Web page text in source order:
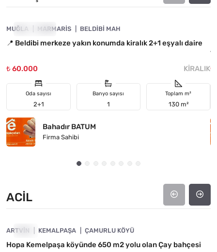
ÖNE ÇIKAN
MUĞLA MARMARIS BELDIBI MAH
📍 Beldibi merkeze yakın konumda kiralık 2+1 eşyalı daire
₺ 60.000 KIRALIK
Oda sayısı
2+1
Banyo sayısı
1
Toplam m²
130 m²
Bahadır BATUM
Firma Sahibi
₺
ACIL
ACIL
ARTVIN KEMALPAŞA ÇAMURLU KÖYÜ
Hopa Kemelpaşa köyünde 650 m2 yolu olan Çay bahçesi